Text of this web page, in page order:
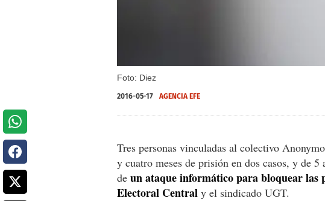
Foto: Diez
2016-05-17 AGENCIA EFE
Tres personas vinculadas al colectivo
y cuatro meses de prisión en dos casos, y de
de un ataque informático para bloquear las
Electoral Central y el sindicado UGT.